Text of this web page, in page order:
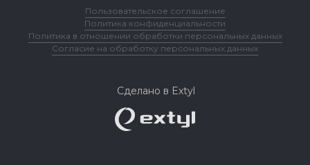
Пользовательское соглашение
Политика конфиденциальности
Политика в отношении обработки персональных данных
Согласие на обработку персональных данных
Сделано в Extyl